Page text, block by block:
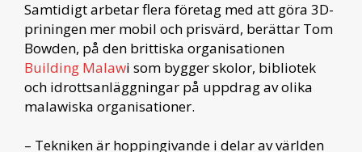
Samtidigt arbetar flera företag med att göra 3D-
priningen mer mobil och prisvärd, berättar Tom
Bowden, på den brittiska organisationen
Building Malawi som bygger skolor, bibliotek
och idrottsanläggningar på uppdrag av olika
malawiska organisationer.
– Tekniken är hoppingivande i delar av världen